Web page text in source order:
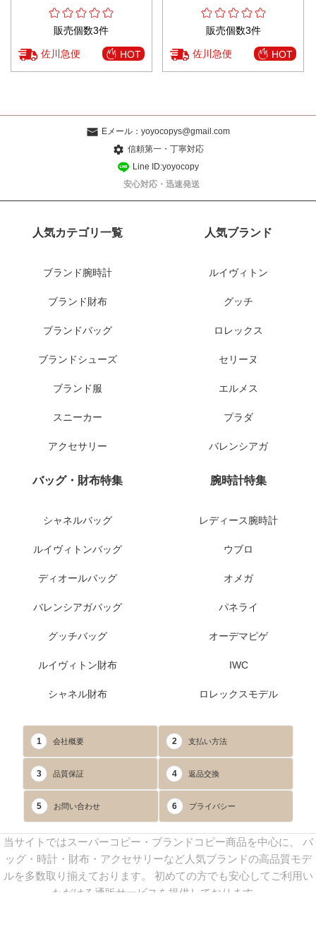
販売個数3件
佐川急便 HOT
販売個数3件
佐川急便 HOT
Eメール： yoyocopys@gmail.com
信頼第一・丁寧対応
Line ID:yoyocopy
安心対応・迅速発送
人気カテゴリ一覧
ブランド腕時計
ブランド財布
ブランドバッグ
ブランドシューズ
ブランド服
スニーカー
アクセサリー
人気ブランド
ルイヴィトン
グッチ
ロレックス
セリーヌ
エルメス
プラダ
バレンシアガ
バッグ・財布特集
シャネルバッグ
ルイヴィトンバッグ
ディオールバッグ
バレンシアガバッグ
グッチバッグ
ルイヴィトン財布
シャネル財布
腕時計特集
レディース腕時計
ウブロ
オメガ
パネライ
オーデマピゲ
IWC
ロレックスモデル
1 会社概要 2 支払い方法
3 品質保証 4 返品交換
5 お問い合わせ 6 プライバシー
当サイトではスーパーコピー・ブランドコピー商品を中心に、 バ
ッグ・時計・財布・アクセサリーなど人気ブランドの高品質モデ
ルを多数取り揃えております。 初めての方でも安心してご利用い
ただける通販サービスを提供しております。